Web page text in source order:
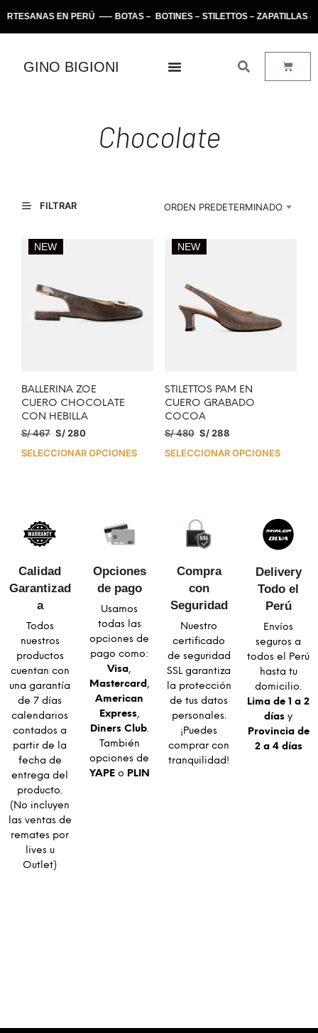
EN PERÚ —– BOTAS – BOTINES – STILETTOS –
GINO BIGIONI
Chocolate
FILTRAR ORDEN PREDETERMINADO
NEW
BALLERINA ZOE
CUERO CHOCOLATE
CON HEBILLA
S/467 S/280
SELECCIONAR OPCIONES
NEW
STILETTOS PAM EN
CUERO GRABADO
COCOA
S/480 S/288
SELECCIONAR OPCIONES
Calidad
Garantizad
a​
Todos
nuestros
productos
cuentan con
una garantía
de 7 días
calendarios
contados a
partir de la
fecha de
entrega del
producto.
(No incluyen
las ventas de
remates por
lives u
Outlet)
Opciones
de pago
Usamos
todas las
opciones de
pago como:
Visa,
Mastercard,
American
Express,
Diners Club.
También
opciones de
YAPEo PLIN
Compra
con
Seguridad​
Nuestro
certificado
de seguridad
SSL garantiza
la protección
de tus datos
personales.
¡Puedes
comprar con
tranquilidad!
Delivery
Todo el
Perú
Envíos
seguros a
todos el Perú
hasta tu
domicilio.
Lima de 1 a 2
días y
Provincia de
2 a 4 días